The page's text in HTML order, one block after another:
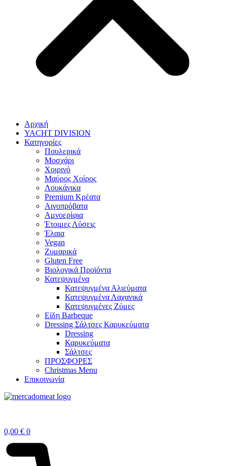
Αρχική
YACHT DIVISION
Κατηγορίες
Πουλερικά
Μοσχάρι
Χοιρινό
Μαύρος Χοίρος
Λουκάνικα
Premium Κρέατα
Αιγοπρόβατα
Αμνοερίφια
Έτοιμες Λύσεις
Έλαια
Vegan
Ζυμαρικά
Gluten Free
Βιολογικά Προϊόντα
Κατεψυγμένα
Κατεψυγμένα Αλιεύματα
Κατεψυγμένα Λαχανικά
Κατεψυγμένες Ζύμες
Είδη Barbeque
Dressing Σάλτσες Καρυκεύματα
Dressing
Καρυκεύματα
Σάλτσες
ΠΡΟΣΦΟΡΕΣ
Christmas Menu
Επικοινωνία
0,00 € 0